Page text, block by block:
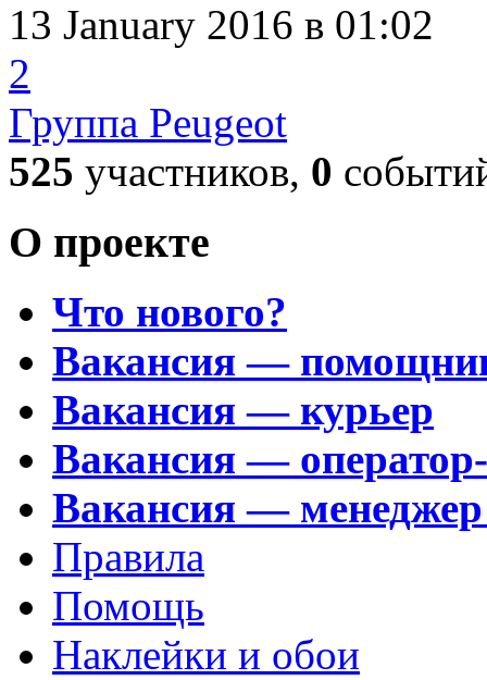
13 January 2016 в 01:02
2
Группа Peugeot
525 участников, 0
О проекте
Что нового?
Вакансия —
Вакансия — курьер
Вакансия —
Вакансия —
Правила
Помощь
Наклейки и обои